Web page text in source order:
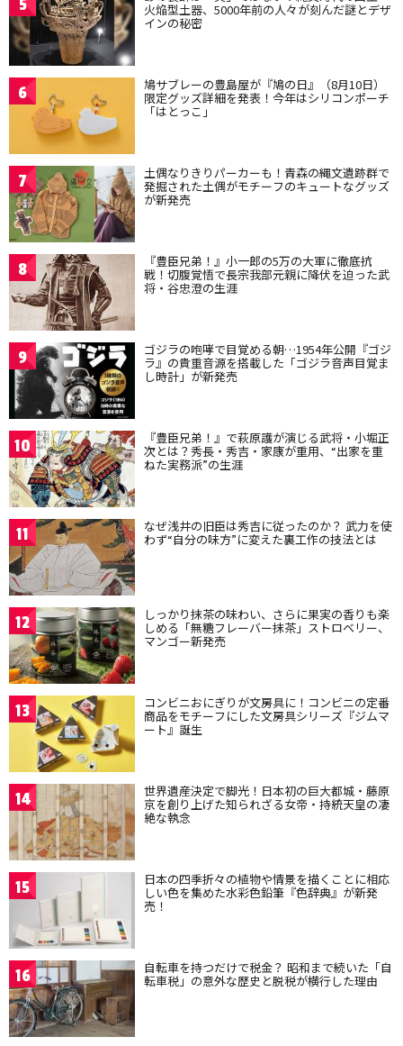
5 火焔型土器、5000年前の人々が刻んだ謎とデザ
インの秘密
6 鳩サブレーの豊島屋が『鳩の日』（8月10日）
限定グッズ詳細を発表！今年はシリコンポーチ
「はとっこ」
7 土偶なりきりパーカーも！青森の縄文遺跡群で
発掘された土偶がモチーフのキュートなグッズ
が新発売
8 『豊臣兄弟！』小一郎の5万の大軍に徹底抗
戦！切腹覚悟で長宗我部元親に降伏を迫った武
将・谷忠澄の生涯
9 ゴジラの咆哮で目覚める朝…1954年公開『ゴジ
ラ』の貴重音源を搭載した「ゴジラ音声目覚ま
し時計」が新発売
10 『豊臣兄弟！』で萩原護が演じる武将・小堀正
次とは？秀長・秀吉・家康が重用、“出家を重
ねた実務派”の生涯
11 なぜ浅井の旧臣は秀吉に従ったのか？ 武力を使
わず“自分の味方”に変えた裏工作の技法とは
12 しっかり抹茶の味わい、さらに果実の香りも楽
しめる「無糖フレーバー抹茶」ストロベリー、
マンゴー新発売
13 コンビニおにぎりが文房具に！コンビニの定番
商品をモチーフにした文房具シリーズ『ジムマ
ート』誕生
14 世界遺産決定で脚光！日本初の巨大都城・藤原
京を創り上げた知られざる女帝・持統天皇の凄
絶な執念
15 日本の四季折々の植物や情景を描くことに相応
しい色を集めた水彩色鉛筆『色辞典』が新発
売！
16 自転車を持つだけで税金？ 昭和まで続いた「自
転車税」の意外な歴史と脱税が横行した理由